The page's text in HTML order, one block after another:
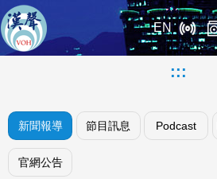
EN
:::
新聞報導 節目訊息 Podcast
官網公告